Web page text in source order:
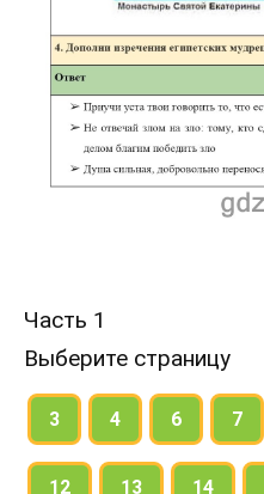
Часть 1
Выберите страницу
3 4 6 7
12 13 14